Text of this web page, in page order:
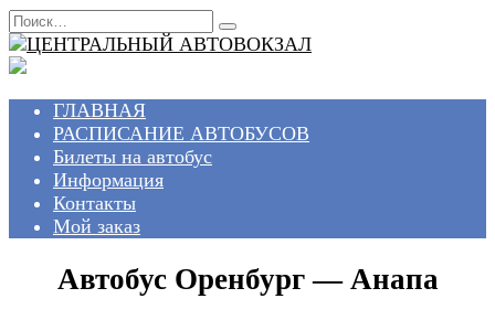
Перейти
к
содержанию
Search
for:
ГЛАВНАЯ
РАСПИСАНИЕ АВТОБУСОВ
Билеты на автобус
Информация
Контакты
Мой заказ
Автобус Оренбург — Анапа